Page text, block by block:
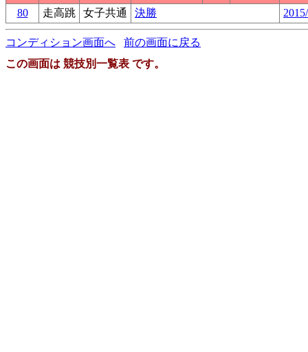
80
走高跳 女子共通 決勝
コンディション画面へ
前の画面に戻る
この画面は 競技別一覧表 です。